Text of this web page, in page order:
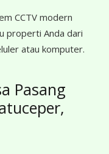
CCTV modern
properti Anda dari
atau komputer.
Pasang